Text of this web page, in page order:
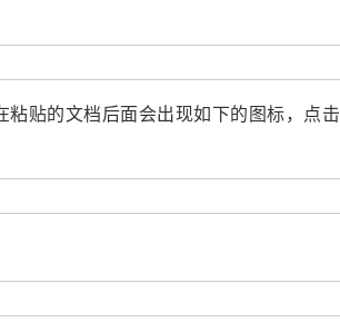
贴的文档后面会出现如下的图标，点击